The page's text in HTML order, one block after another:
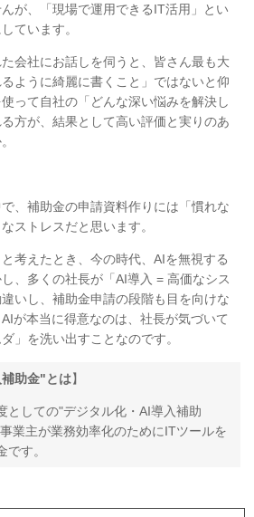
が、「現場で運用できるIT活用」とい
ています。
会社にお話しを伺うと、皆さん最も大
ように綺麗に書くこと」ではないと仰
って自社の「どんな深い悩みを解決し
方が、結果として高い評価と実りのあ
、補助金の申請資料作りには「慣れな
ストレスだと思います。
と考えたとき、今の時代、AIを無視する
、多くの社長が「AI導入 = 高価なシス
いし、補助金申請の段階も目を向けな
が本当に得意なのは、社長が気づいて
」を洗い出すことなのです。
助金"とは】
としての"デジタル化・AI導入補助
業主が業務効率化のためにITツールを
す。